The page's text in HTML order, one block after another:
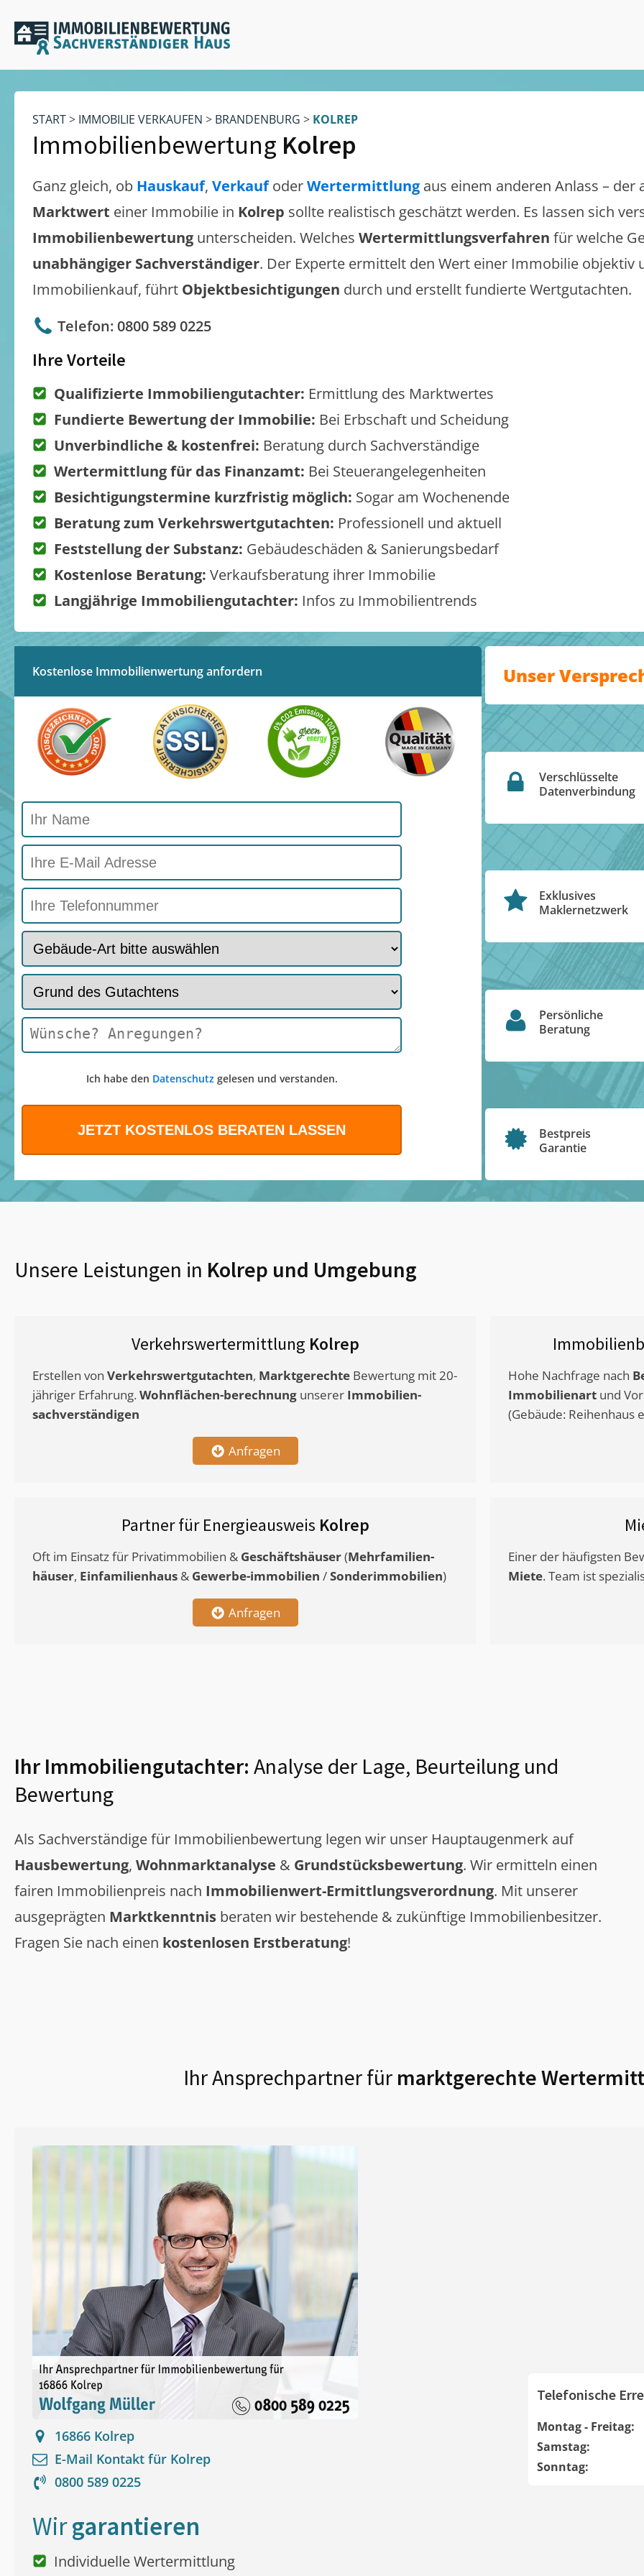
START> IMMOBILIE VERKAUFEN > BRANDENBURG > KOLREP
Immobilienbewertung Kolrep
Ganz gleich, ob Hauskauf, VerkaufoderWertermittlung aus einem anderen Anlass – der
Marktwert einer Immobilie in Kolrep sollte realistisch geschätzt werden. Es lassen sich
Immobilienbewertung unterscheiden. Welches Wertermittlungsverfahren für welche
unabhängiger Sachverständiger. Der Experte ermittelt den Wert einer Immobilie objektiv
Immobilienkauf, führt Objektbesichtigungen durch und erstellt fundierte Wertgutachten.
Telefon: 0800 589 0225
Ihre Vorteile
Qualifizierte Immobiliengutachter: Ermittlung des Marktwertes
Fundierte Bewertung der Immobilie: Bei Erbschaft und Scheidung
Unverbindliche & kostenfrei: Beratung durch Sachverständige
Wertermittlung für das Finanzamt: Bei Steuerangelegenheiten
Besichtigungstermine kurzfristig möglich: Sogar am Wochenende
Beratung zum Verkehrswertgutachten: Professionell und aktuell
Feststellung der Substanz: Gebäudeschäden & Sanierungsbedarf
Kostenlose Beratung: Verkaufsberatung ihrer Immobilie
Langjährige Immobiliengutachter: Infos zu Immobilientrends
Kostenlose Immobilienwertung anfordern
Ich habe den Datenschutzgelesen und verstanden.
Unser
Verschlüsselte
Datenverbindung
Exklusives
Maklernetzwerk
Persönliche
Beratung
Bestpreis
Garantie
Unsere Leistungen in Kolrep und Umgebung
Verkehrswertermittlung Kolrep
Erstellen von Verkehrswertgutachten, Marktgerechte Bewertung mit 20-
jähriger Erfahrung. Wohnflächen-berechnung unserer Immobilien-
sachverständigen
Anfragen
Hohe Nachfrage nach
Immobilienart und
(Gebäude: Reihenhaus
Partner für Energieausweis Kolrep
Oft im Einsatz für Privatimmobilien & Geschäftshäuser(Mehrfamilien-
häuser, Einfamilienhaus & Gewerbe-immobilien /Sonderimmobilien)
Anfragen
Einer der häufigsten
Miete. Team ist
Ihr Immobiliengutachter: Analyse der Lage, Beurteilung und
Bewertung
Als Sachverständige für Immobilienbewertung legen wir unser Hauptaugenmerk auf
Hausbewertung, Wohnmarktanalyse & Grundstücksbewertung. Wir ermitteln einen
fairen Immobilienpreis nach Immobilienwert-Ermittlungsverordnung. Mit unserer
ausgeprägten Marktkenntnis beraten wir bestehende & zukünftige Immobilienbesitzer.
Fragen Sie nach einen kostenlosen Erstberatung!
Ihr Ansprechpartner fürmarktgerechte
16866 Kolrep
E-Mail Kontakt für Kolrep
0800 589 0225
Telefonische
Montag - Freitag:
Samstag:
Sonntag:
Wirgarantieren
Individuelle Wertermittlung